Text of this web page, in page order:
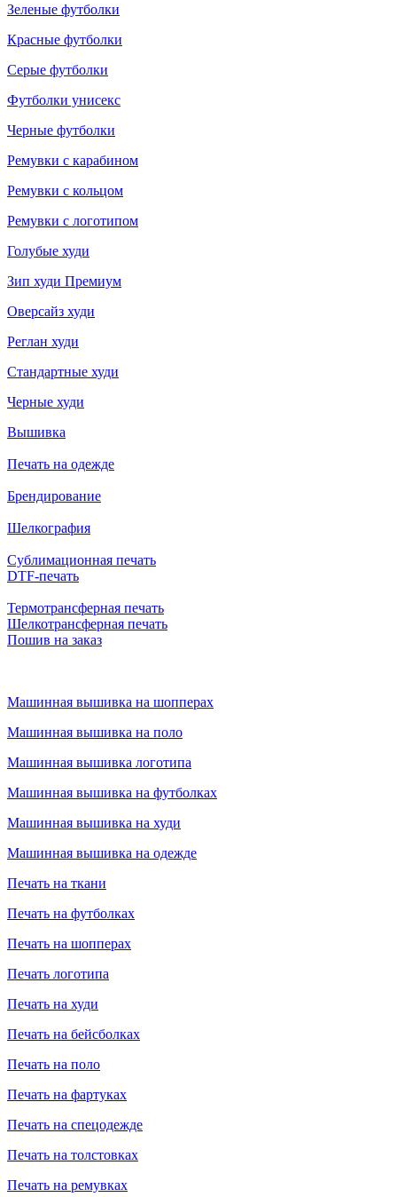
Зеленые футболки
Красные футболки
Серые футболки
Футболки унисекс
Черные футболки
Ремувки с карабином
Ремувки с кольцом
Ремувки с логотипом
Голубые худи
Зип худи Премиум
Оверсайз худи
Реглан худи
Стандартные худи
Черные худи
Вышивка
Печать на одежде
Брендирование
Шелкография
Сублимационная печать
DTF-печать
Термотрансферная печать
Шелкотрансферная печать
Пошив на заказ
Машинная вышивка на шопперах
Машинная вышивка на поло
Машинная вышивка логотипа
Машинная вышивка на футболках
Машинная вышивка на худи
Машинная вышивка на одежде
Печать на ткани
Печать на футболках
Печать на шопперах
Печать логотипа
Печать на худи
Печать на бейсболках
Печать на поло
Печать на фартуках
Печать на спецодежде
Печать на толстовках
Печать на ремувках